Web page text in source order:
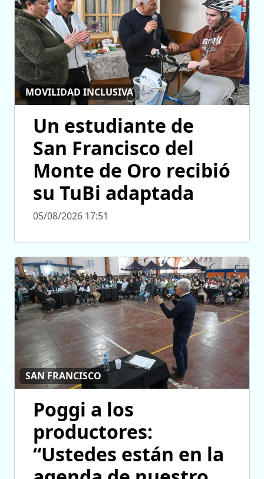
MOVILIDAD INCLUSIVA
Un estudiante de
San Francisco del
Monte de Oro recibió
su TuBi adaptada
05/08/2026 17:51
SAN FRANCISCO
Poggi a los
productores:
“Ustedes están en la